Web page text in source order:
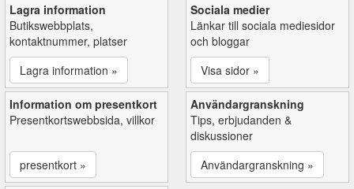
Lagra information
Butikswebbplats,
kontaktnummer, platser
Lagra information »
Sociala medier
Länkar till sociala mediesidor
och bloggar
Visa sidor »
Information om presentkort
Presentkortswebbsida, villkor
presentkort »
Användargranskning
Tips, erbjudanden &
diskussioner
Användargranskning »